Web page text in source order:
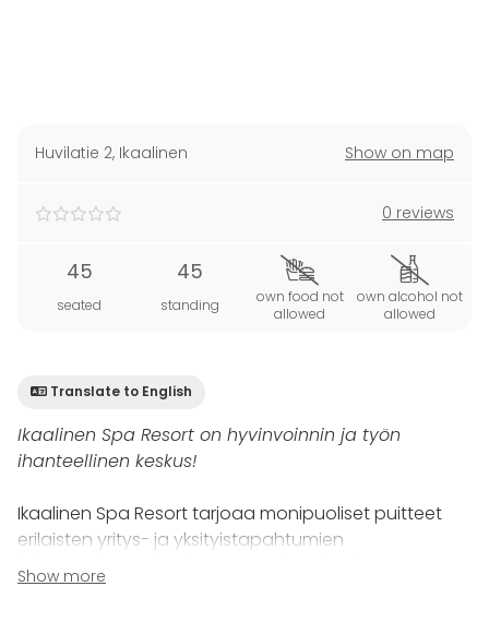
Huvilatie 2, Ikaalinen Show on map
0 reviews
45
seated
45
standing
own food not
allowed
own alcohol not
allowed
Translate to English
Ikaalinen Spa Resort on hyvinvoinnin ja työn
ihanteellinen keskus!
Ikaalinen Spa Resort tarjoaa monipuoliset puitteet
erilaisten yritys- ja yksityistapahtumien
järjestämiseen. Ikaalisten Resortista löydät
monipuoliset toimistotilat, kokoustilat ja ravintolat,
Show more